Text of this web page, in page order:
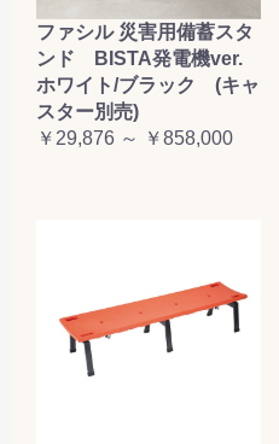
ファシル 災害用備蓄スタ
ンド BISTA発電機ver.
ホワイト/ブラック (キャ
スター別売)
￥29,876 ～ ￥858,000